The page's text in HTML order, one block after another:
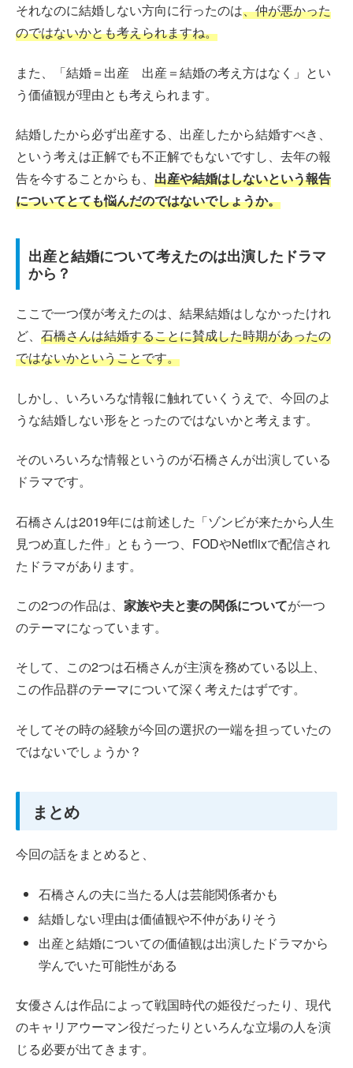
それなのに結婚しない方向に行ったのは、仲が悪かった
のではないかとも考えられますね。
また、「結婚＝出産 出産＝結婚の考え方はなく」とい
う価値観が理由とも考えられます。
結婚したから必ず出産する、出産したから結婚すべき、
という考えは正解でも不正解でもないですし、去年の報
告を今することからも、 出産や結婚はしないという報告
についてとても悩んだのではないでしょうか。
出産と結婚について考えたのは出演したドラマ
から？
ここで一つ僕が考えたのは、結果結婚はしなかったけれ
ど、 石橋さんは結婚することに賛成した時期があったの
ではないかということです。
しかし、いろいろな情報に触れていくうえで、今回のよ
うな結婚しない形をとったのではないかと考えます。
そのいろいろな情報というのが石橋さんが出演している
ドラマです。
石橋さんは2019年には前述した「ゾンビが来たから人生
見つめ直した件」ともう一つ、FODやNetflixで配信され
たドラマがあります。
この2つの作品は、 家族や夫と妻の関係についてが一つ
のテーマになっています。
そして、この2つは石橋さんが主演を務めている以上、
この作品群のテーマについて深く考えたはずです。
そしてその時の経験が今回の選択の一端を担っていたの
ではないでしょうか？
まとめ
今回の話をまとめると、
石橋さんの夫に当たる人は芸能関係者かも
結婚しない理由は価値観や不仲がありそう
出産と結婚についての価値観は出演したドラマから
学んでいた可能性がある
女優さんは作品によって戦国時代の姫役だったり、現代
のキャリアウーマン役だったりといろんな立場の人を演
じる必要が出てきます。